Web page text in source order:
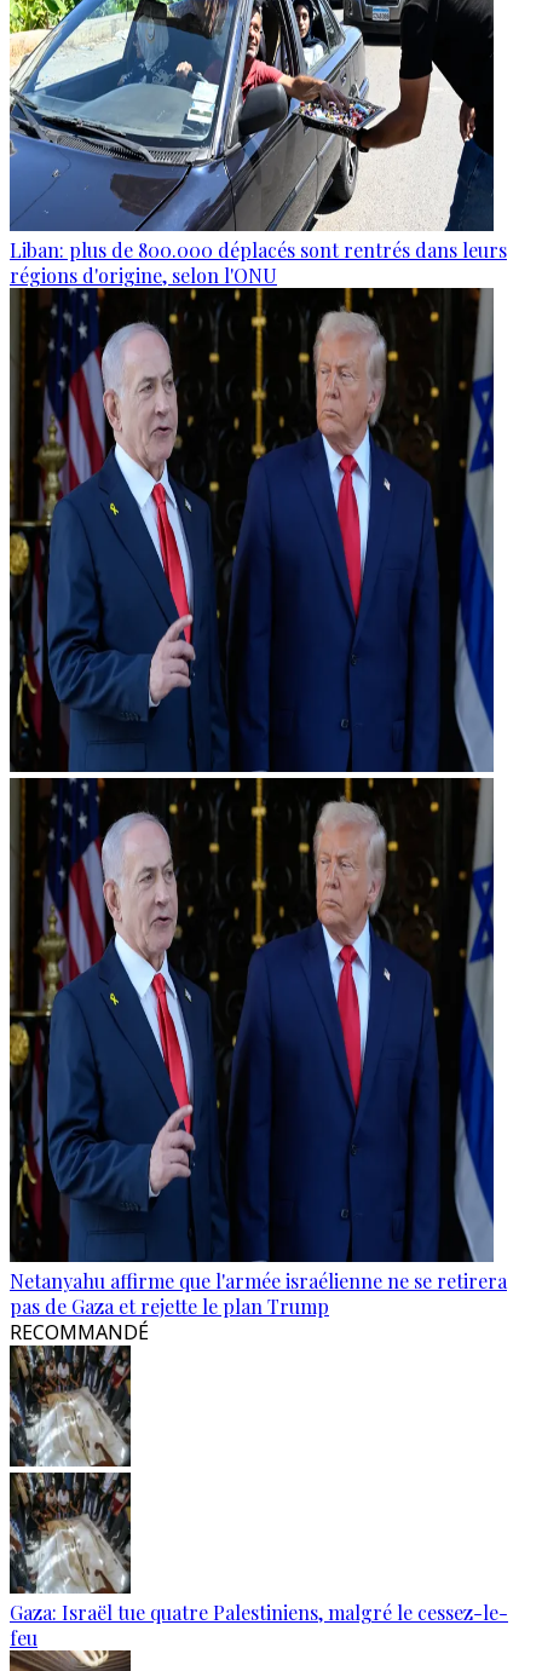
Liban: plus de 800.000 déplacés sont rentrés dans leurs
régions d'origine, selon l'ONU
Netanyahu affirme que l'armée israélienne ne se retirera
pas de Gaza et rejette le plan Trump
RECOMMANDÉ
Gaza: Israël tue quatre Palestiniens, malgré le cessez-le-
feu